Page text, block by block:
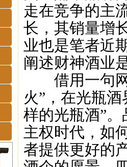
走在竞争的主
长，其销量增
业也是笔者近
阐述财神酒业
借用一句网
火”，在光瓶
样的光瓶酒”
主权时代，如
者提供更好的